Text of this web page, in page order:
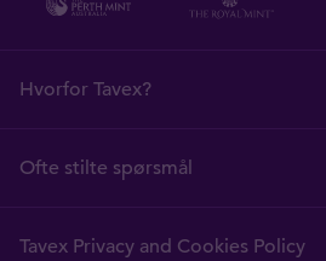
Hvorfor Tavex?
Ofte stilte spørsmål
Tavex Privacy and Cookies Policy